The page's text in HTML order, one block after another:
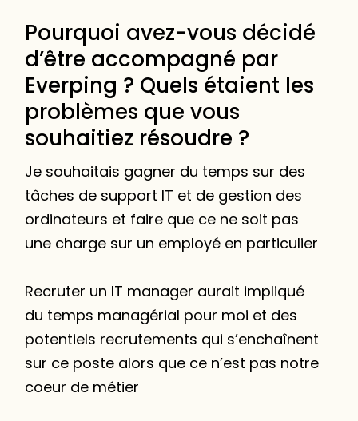
Pourquoi avez-vous décidé
d’être accompagné par
Everping ? Quels étaient les
problèmes que vous
souhaitiez résoudre ?
Je souhaitais gagner du temps sur des
tâches de support IT et de gestion des
ordinateurs et faire que ce ne soit pas
une charge sur un employé en particulier
Recruter un IT manager aurait impliqué
du temps managérial pour moi et des
potentiels recrutements qui s’enchaînent
sur ce poste alors que ce n’est pas notre
coeur de métier